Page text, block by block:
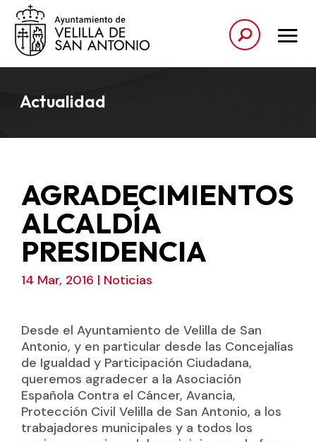
Actualidad
AGRADECIMIENTOS
ALCALDÍA
PRESIDENCIA
14 Mar, 2016 | Noticias
Desde el Ayuntamiento de Velilla de San
Antonio, y en particular desde las Concejalías
de Igualdad y Participación Ciudadana,
queremos agradecer a la Asociación
Española Contra el Cáncer, Avancia,
Protección Civil Velilla de San Antonio, a los
trabajadores municipales y a todos los